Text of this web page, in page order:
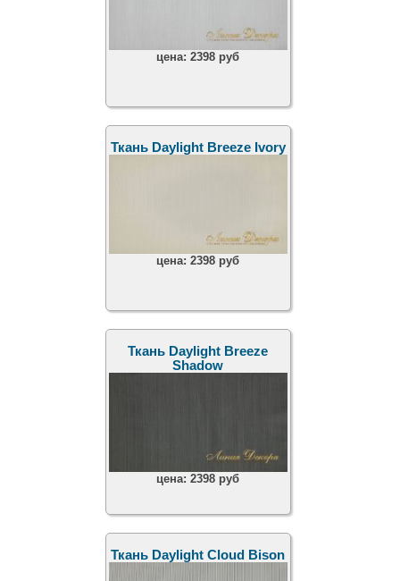
цена:2398 руб
Ткань Daylight Breeze Ivory
цена:2398 руб
Ткань Daylight Breeze
Shadow
цена:2398 руб
Ткань Daylight Cloud Bison